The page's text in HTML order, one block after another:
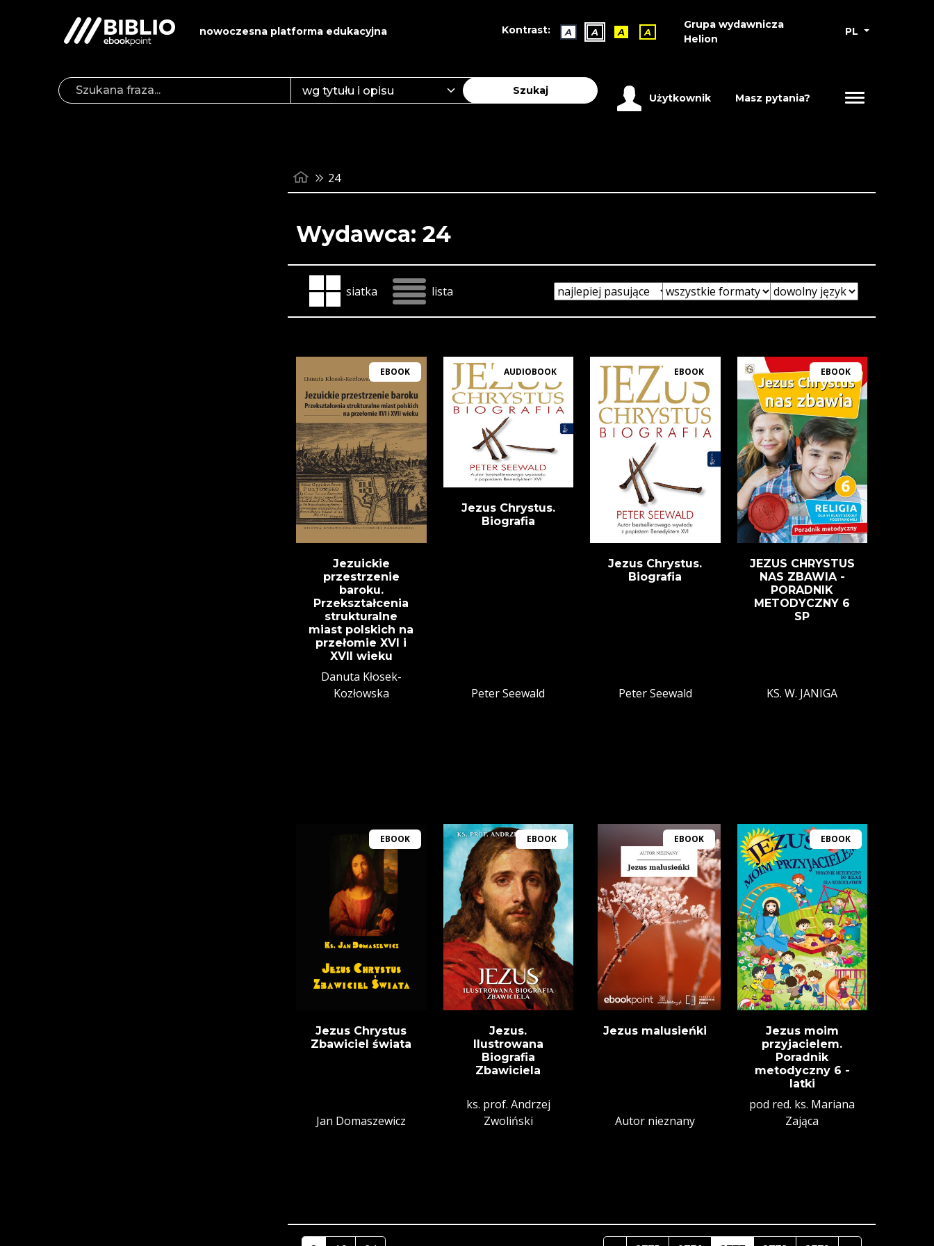
nowoczesna platforma edukacyjna Kontrast: A A A A
Grupa wydawnicza
Helion
PL
Szukaj
Użytkownik Masz pytania?
24
Wydawca: 24
siatka lista
EBOOK
Jezuickie
przestrzenie
baroku.
Przekształcenia
strukturalne
miast polskich na
przełomie XVI i
XVII wieku
Danuta Kłosek-
Kozłowska
AUDIOBOOK
Jezus Chrystus.
Biografia
Peter Seewald
EBOOK
Jezus Chrystus.
Biografia
Peter Seewald
EBOOK
JEZUS CHRYSTUS
NAS ZBAWIA -
PORADNIK
METODYCZNY 6
SP
KS. W. JANIGA
EBOOK
Jezus Chrystus
Zbawiciel świata
Jan Domaszewicz
EBOOK
Jezus.
Ilustrowana
Biografia
Zbawiciela
ks. prof. Andrzej
Zwoliński
EBOOK
Jezus malusieńki
Autor nieznany
EBOOK
Jezus moim
przyjacielem.
Poradnik
metodyczny 6 -
latki
pod red. ks. Mariana
Zająca